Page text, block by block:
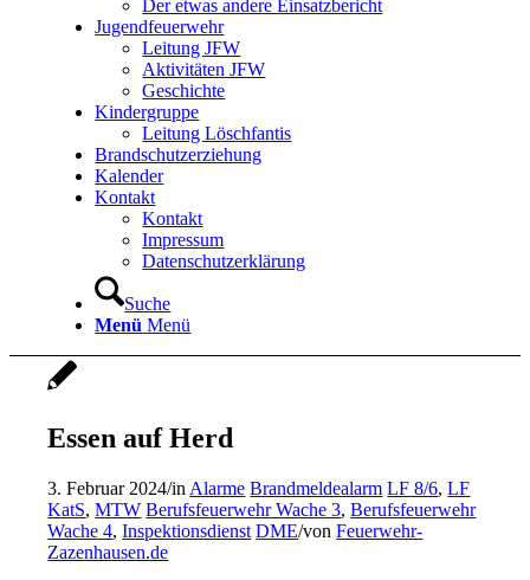
Der etwas andere Einsatzbericht
Jugendfeuerwehr
Leitung JFW
Aktivitäten JFW
Geschichte
Kindergruppe
Leitung Löschfantis
Brandschutzerziehung
Kalender
Kontakt
Kontakt
Impressum
Datenschutzerklärung
Suche
Menü Menü
Essen auf Herd
3. Februar 2024/in Alarme Brandmeldealarm LF 8/6,LF
KatS,MTW Berufsfeuerwehr Wache 3,Berufsfeuerwehr
Wache 4,Inspektionsdienst DME/vonFeuerwehr-
Zazenhausen.de